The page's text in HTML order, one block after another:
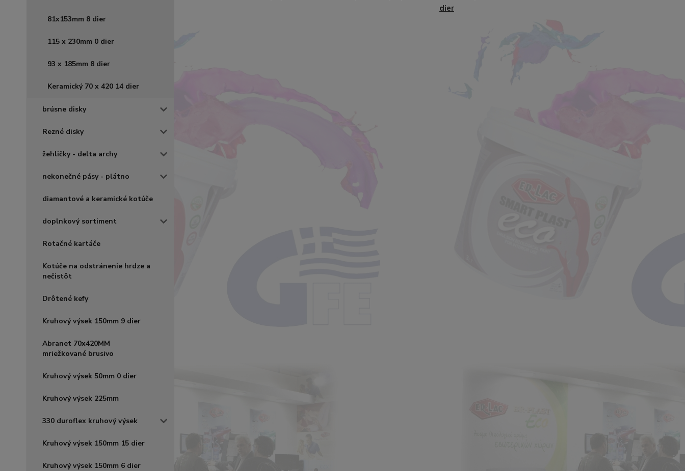
81x153mm 8 dier
115 x 230mm 0 dier
93 x 185mm 8 dier
Keramický 70 x 420 14 dier
brúsne disky
Rezné disky
žehličky - delta archy
nekonečné pásy - plátno
diamantové a keramické kotúče
doplnkový sortiment
Rotačné kartáče
Kotúče na odstránenie hrdze a
nečistôt
Drôtené kefy
Kruhový výsek 150mm 9 dier
Abranet 70x420MM
mriežkované brusivo
Kruhový výsek 50mm 0 dier
Kruhový výsek 225mm
330 duroflex kruhový výsek
Kruhový výsek 150mm 15 dier
Kruhový výsek 150mm 6 dier
dier